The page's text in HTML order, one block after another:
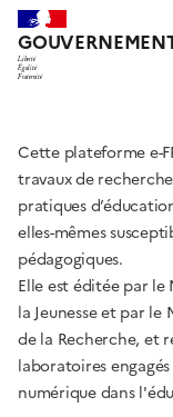
Liberté
Égalité
Fraternité
Cette plateforme e-
travaux de
pratiques
elles-mêmes
pédagogiques.
Elle est éditée par
la Jeunesse et par
de la Recherche, et
laboratoires
numérique dans